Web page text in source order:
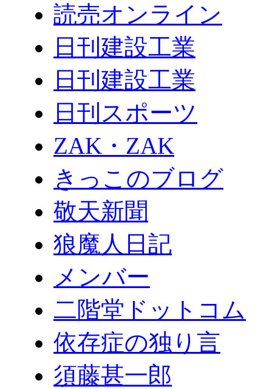
読売オンライン
日刊建設工業
日刊建設工業
日刊スポーツ
ZAK・ZAK
きっこのブログ
敬天新聞
狼魔人日記
メンバー
二階堂ドットコム
依存症の独り言
須藤甚一郎